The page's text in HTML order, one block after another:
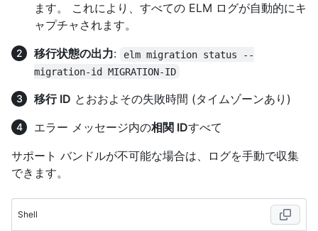
ます。 これにより、すべての ELM ログが自動的にキ
ャプチャされます。
移行状態の出力:
elm migration status --
migration-id MIGRATION-ID
移行 ID とおおよその失敗時間 (タイムゾーンあり)
エラー メッセージ内の相関 IDすべて
サポート バンドルが不可能な場合は、ログを手動で収集
できます。
Shell